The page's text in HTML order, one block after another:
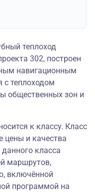
теплоход
302, построен
навигационным
с теплоходом
общественных зон и
к классу. Класс
цены и качества
класса
маршрутов,
включённой
программой на